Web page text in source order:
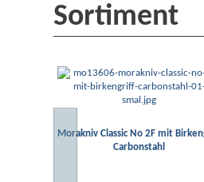
Sortiment
Morakniv Classic No 2F mit
Carbonstahl